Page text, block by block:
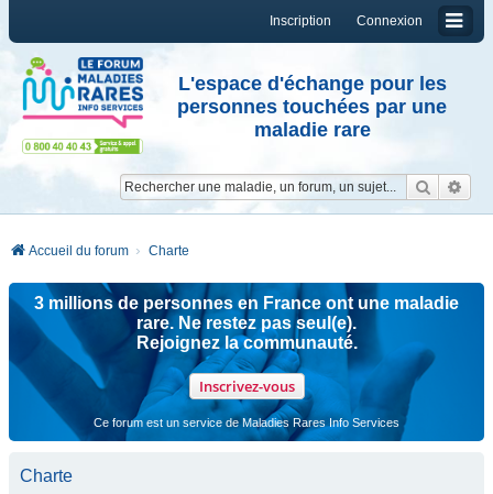
Connexion
Inscription
L'espace d'échange pour les
personnes touchées par une
maladie rare
Accueil du forum Charte
3 millions de personnes en France ont une maladie
rare. Ne restez pas seul(e).
Rejoignez la communauté.
Inscrivez-vous
Ce forum est un service de Maladies Rares Info Services
Charte